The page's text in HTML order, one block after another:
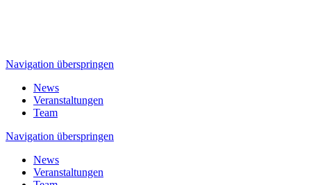
Navigation überspringen
News
Veranstaltungen
Team
Navigation überspringen
News
Veranstaltungen